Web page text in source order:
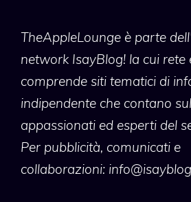
TheAppleLoungeè parte
network IsayBlog! la cui rete
comprende siti tematici di
indipendente che contano
appassionati ed esperti del
Per pubblicità, comunicati e
collaborazioni: